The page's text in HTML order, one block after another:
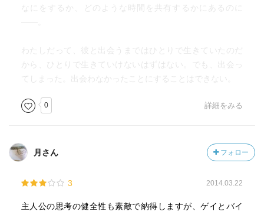
なにをするか、どのような時間を共有するかにあるのに
――。
わたしだって、彼と出会うまではひとりで生きていたのだ
から、ひとりで生きていけないはずはない。でも、出会っ
てしまった。出会わなかったことにすることはできない。
0 詳細をみる
月さん フォロー
3 2014.03.22
主人公の思考の健全性も素敵で納得しますが、ゲイとバイ